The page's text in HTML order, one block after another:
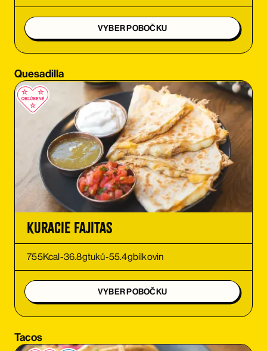
OBJEDNAŤ
OBJEDNAŤ
OBJEDNAŤ
OBJEDNAŤ
OBJEDNAŤ
OBJEDNAŤ
OBJEDNAŤ
OBJEDNAŤ
OBJEDNAŤ
VYBER POBOČKU
Quesadilla
Kuracie Fajitas
755Kcal-36.8gtuků-55.4gbílkovin
VYBER POBOČKU
Tacos